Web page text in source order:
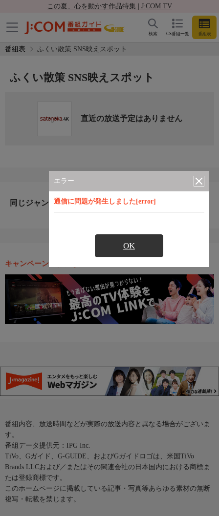
この夏、心を動かす作品特集 | J:COM TV
CS番組一覧 番組表
検索
番組表 ふくい散策 SNS映えスポット
エラー
通信に問題が発生しました[error]
OK
ふくい散策 SNS映えスポット
直近の放送予定はありません
同じジャンルのおすすめ番組
キャンペーン・お得な情報
番組内容、放送時間などが実際の放送内容と異なる場合がございま
す。
番組データ提供元：IPG Inc.
TiVo、Gガイド、G-GUIDE、およびGガイドロゴは、米国TiVo
Brands LLCおよび／またはその関連会社の日本国内における商標ま
たは登録商標です。
このホームページに掲載している記事・写真等あらゆる素材の無断
複写・転載を禁じます。